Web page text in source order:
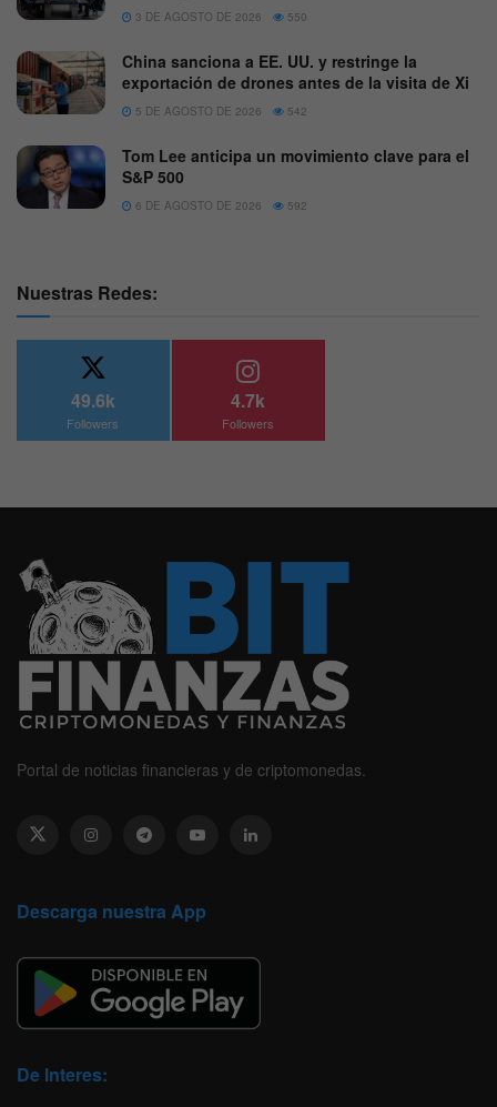
3 DE AGOSTO DE 2026 550
China sanciona a EE. UU. y restringe la
exportación de drones antes de la visita de Xi
5 DE AGOSTO DE 2026 542
Tom Lee anticipa un movimiento clave para el
S&P 500
6 DE AGOSTO DE 2026 592
Nuestras Redes:
49.6k
Followers
4.7k
Followers
Portal de noticias financieras y de criptomonedas.
Descarga nuestra App
De Interes: